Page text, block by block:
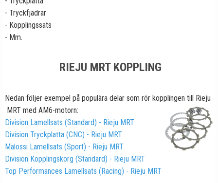
- Tryckfjädrar
- Kopplingssats
- Mm.
RIEJU MRT KOPPLING
Nedan följer exempel på populära delar som rör kopplingen till Rieju
MRT med AM6-motorn:
Division Lamellsats (Standard) - Rieju MRT
Division Tryckplatta (CNC) - Rieju MRT
Malossi Lamellsats (Sport) - Rieju MRT
Division Kopplingskorg (Standard) - Rieju MRT
Top Performances Lamellsats (Racing) - Rieju MRT